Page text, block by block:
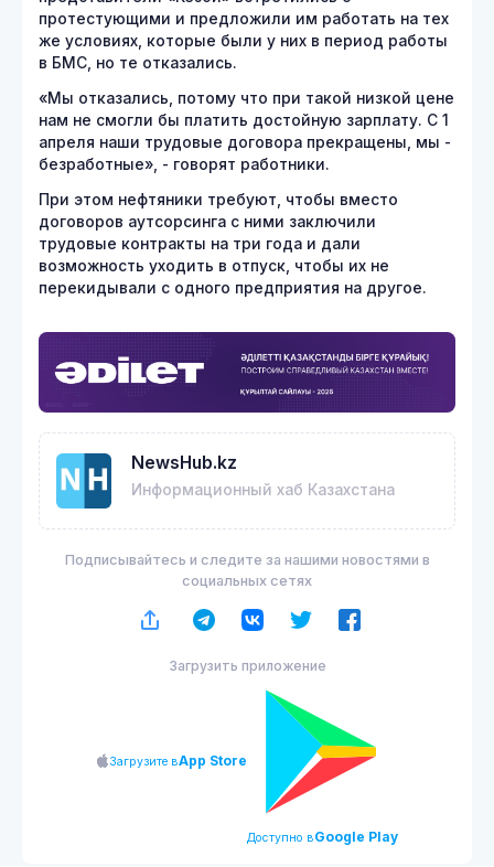
протестующими и предложили им работать на тех
же условиях, которые были у них в период работы
в БМС, но те отказались.
«Мы отказались, потому что при такой низкой цене
нам не смогли бы платить достойную зарплату. С 1
апреля наши трудовые договора прекращены, мы -
безработные», - говорят работники.
При этом нефтяники требуют, чтобы вместо
договоров аутсорсинга с ними заключили
трудовые контракты на три года и дали
возможность уходить в отпуск, чтобы их не
перекидывали с одного предприятия на другое.
NewsHub.kz
Информационный хаб Казахстана
Подписывайтесь и следите за нашими новостями в
социальных сетях
Загрузить приложение
Загрузите вApp Store
Доступно вGoogle Play